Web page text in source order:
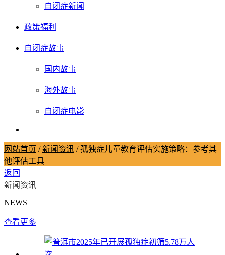
自闭症新闻
政策福利
自闭症故事
国内故事
海外故事
自闭症电影
网站首页 /新闻资讯 /孤独症儿童教育评估实施策略：参考其
他评估工具
返回
新闻资讯
NEWS
查看更多